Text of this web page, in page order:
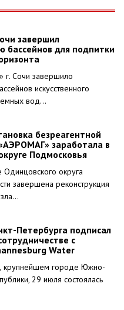
завершил
бассейнов для подпитки
г. Сочи завершило
искусственного
вод...
безреагентной
заработала в
Подмосковья
Одинцовского округа
завершена реконструкция
Петербурга подписал
с
Water
крупнейшем городе Южно-
29 июля состоялась